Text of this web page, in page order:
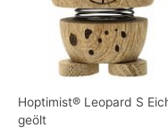
Hoptimist® Leopard S
geölt